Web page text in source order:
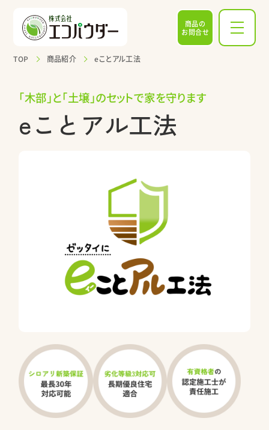
商品の
お問合せ
TOP 商品紹介 eことアル工法
「木部」と「土壌」のセットで家を守ります
eことアル工法